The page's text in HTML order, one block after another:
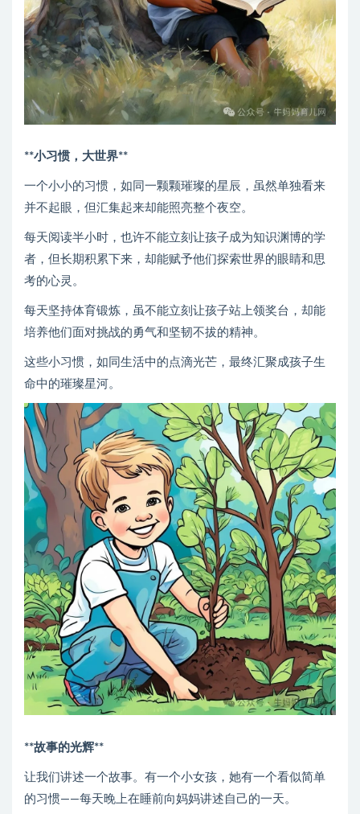
**小习惯，大世界**
一个小小的习惯，如同一颗颗璀璨的星辰，虽然单独看来
并不起眼，但汇集起来却能照亮整个夜空。
每天阅读半小时，也许不能立刻让孩子成为知识渊博的学
者，但长期积累下来，却能赋予他们探索世界的眼睛和思
考的心灵。
每天坚持体育锻炼，虽不能立刻让孩子站上领奖台，却能
培养他们面对挑战的勇气和坚韧不拔的精神。
这些小习惯，如同生活中的点滴光芒，最终汇聚成孩子生
命中的璀璨星河。
**故事的光辉**
让我们讲述一个故事。有一个小女孩，她有一个看似简单
的习惯——每天晚上在睡前向妈妈讲述自己的一天。